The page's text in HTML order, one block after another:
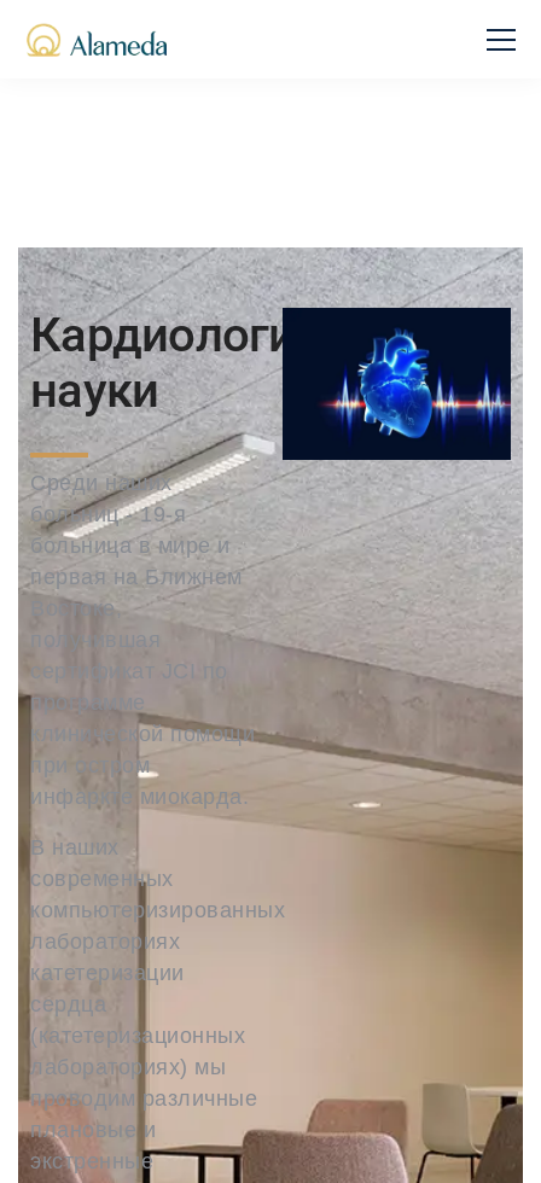
Кардиологические
науки
Среди наших
больниц - 19-я
больница в мире и
первая на Ближнем
Востоке,
получившая
сертификат JCI по
программе
клинической помощи
при остром
инфаркте миокарда.
В наших
современных
компьютеризированных
лабораториях
катетеризации
сердца
(катетеризационных
лабораториях) мы
проводим различные
плановые и
экстренные